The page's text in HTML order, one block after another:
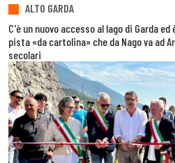
ALTO GARDA
C'è un nuovo accesso al lago di Garda
pista «da cartolina» che da Nago va ad
secolari